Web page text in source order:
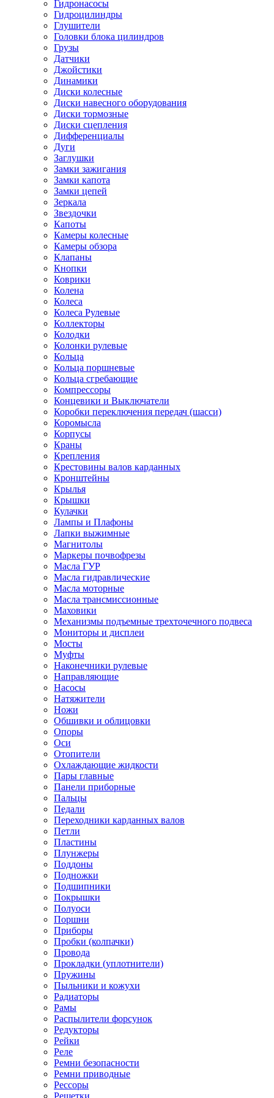
Гидронасосы
Гидроцилиндры
Глушители
Головки блока цилиндров
Грузы
Датчики
Джойстики
Динамики
Диски колесные
Диски навесного оборудования
Диски тормозные
Диски сцепления
Дифференциалы
Дуги
Заглушки
Замки зажигания
Замки капота
Замки цепей
Зеркала
Звездочки
Капоты
Камеры колесные
Камеры обзора
Клапаны
Кнопки
Коврики
Колена
Колеса
Колеса Рулевые
Коллекторы
Колодки
Колонки рулевые
Кольца
Кольца поршневые
Кольца сгребающие
Компрессоры
Концевики и Выключатели
Коробки переключения передач (шасси)
Коромысла
Корпусы
Краны
Крепления
Крестовины валов карданных
Кронштейны
Крылья
Крышки
Кулачки
Лампы и Плафоны
Лапки выжимные
Магнитолы
Маркеры почвофрезы
Масла ГУР
Масла гидравлические
Масла моторные
Масла трансмиссионные
Маховики
Механизмы подъемные трехточечного подвеса
Мониторы и дисплеи
Мосты
Муфты
Наконечники рулевые
Направляющие
Насосы
Натяжители
Ножи
Обшивки и облицовки
Опоры
Оси
Отопители
Охлаждающие жидкости
Пары главные
Панели приборные
Пальцы
Педали
Переходники карданных валов
Петли
Пластины
Плунжеры
Поддоны
Подножки
Подшипники
Покрышки
Полуоси
Поршни
Приборы
Пробки (колпачки)
Провода
Прокладки (уплотнители)
Пружины
Пыльники и кожухи
Радиаторы
Рамы
Распылители форсунок
Редукторы
Рейки
Реле
Ремни безопасности
Ремни приводные
Рессоры
Решетки